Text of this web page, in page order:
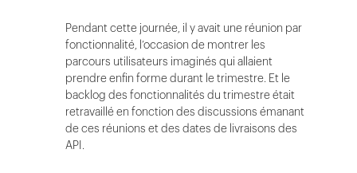
Pendant cette journée, il y avait une réunion par
fonctionnalité, l’occasion de montrer les
parcours utilisateurs imaginés qui allaient
prendre enfin forme durant le trimestre. Et le
backlog des fonctionnalités du trimestre était
retravaillé en fonction des discussions émanant
de ces réunions et des dates de livraisons des
API.